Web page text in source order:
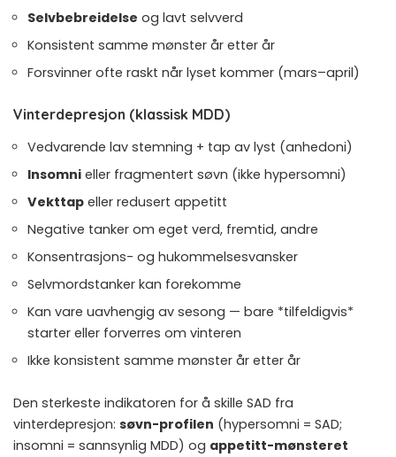
Selvbebreidelse og lavt selvverd
Konsistent samme mønster år etter år
Forsvinner ofte raskt når lyset kommer (mars–april)
Vinterdepresjon (klassisk MDD)
Vedvarende lav stemning + tap av lyst (anhedoni)
Insomni eller fragmentert søvn (ikke hypersomni)
Vekttap eller redusert appetitt
Negative tanker om eget verd, fremtid, andre
Konsentrasjons- og hukommelsesvansker
Selvmordstanker kan forekomme
Kan vare uavhengig av sesong — bare *tilfeldigvis*
starter eller forverres om vinteren
Ikke konsistent samme mønster år etter år
Den sterkeste indikatoren for å skille SAD fra
vinterdepresjon: søvn-profilen (hypersomni = SAD;
insomni = sannsynlig MDD) og appetitt-mønsteret